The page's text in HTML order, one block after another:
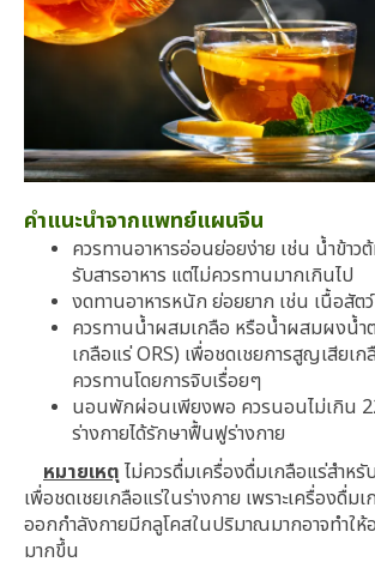
คำแนะนำจากแพทย์แผนจีน
ควรทานอาหารอ่อนย่อยง่าย เช่น น้ำข้าว
รับสารอาหาร แต่ไม่ควรทานมากเกินไป
งดทานอาหารหนัก ย่อยยาก เช่น เนื้อสัตว์
ควรทานน้ำผสมเกลือ หรือน้ำผสมผงน้ำ
เกลือแร่ ORS) เพื่อชดเชยการสูญเสียเก
ควรทานโดยการจิบเรื่อยๆ
นอนพักผ่อนเพียงพอ ควรนอนไม่เกิน
ร่างกายได้รักษาฟื้นฟูร่างกาย
หมายเหตุไม่ควรดื่มเครื่องดื่มเกลือแร่สำห
เพื่อชดเชยเกลือแร่ในร่างกาย เพราะเครื่องดื่ม
ออกกำลังกายมีกลูโคสในปริมาณมากอาจทำให้
มากขึ้น